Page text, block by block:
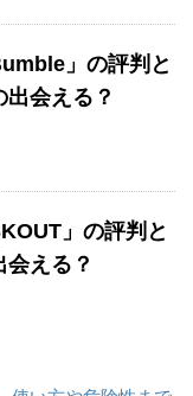
」の評判と
会える？
」の評判と
える？